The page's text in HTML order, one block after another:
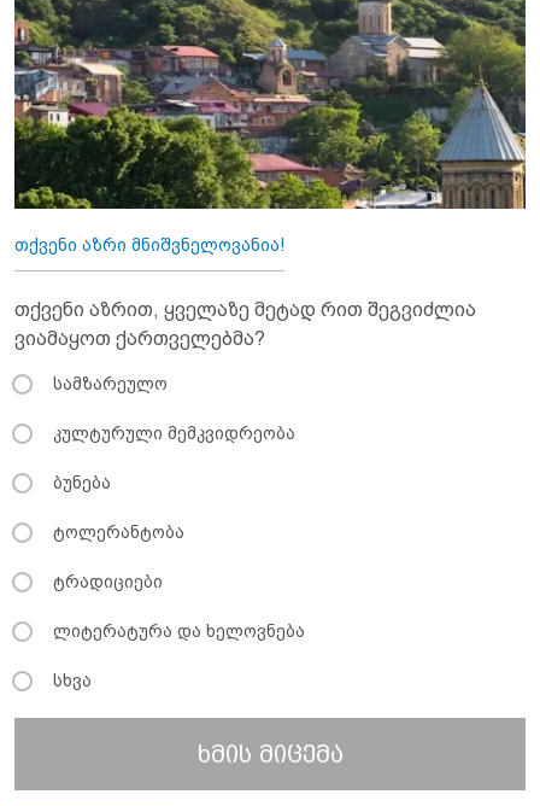
თქვენი აზრი მნიშვნელოვანია!
თქვენი აზრით, ყველაზე მეტად რით შეგვიძლია
ვიამაყოთ ქართველებმა?
სამზარეულო
კულტურული მემკვიდრეობა
ბუნება
ტოლერანტობა
ტრადიციები
ლიტერატურა და ხელოვნება
სხვა
ხმის მიცემა